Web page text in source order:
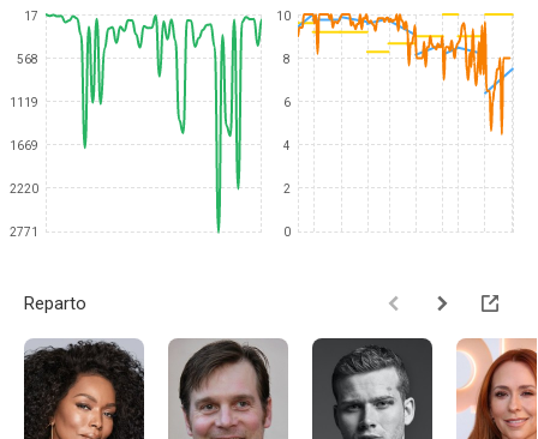
17
568
1119
1669
2220
2771
10
8
6
4
2
0
Reparto